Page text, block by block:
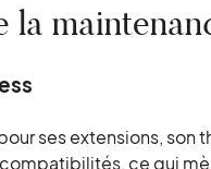
la
ses extensions, son
ce qui